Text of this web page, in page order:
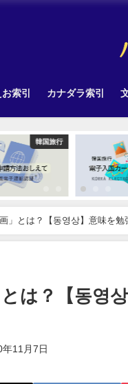
索引 カナダラ索引
韓国旅行
」とは？【동영상】意味を勉
は？【동영
年11月7日